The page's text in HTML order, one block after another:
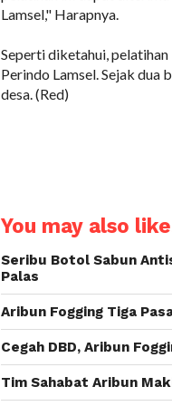
Lamsel," Harapnya.
Seperti diketahui,
Perindo Lamsel. Sejak dua
desa. (Red)
You may also
Seribu Botol Sabun
Palas
Aribun Fogging Tiga
Cegah DBD, Aribun
Tim Sahabat Aribun